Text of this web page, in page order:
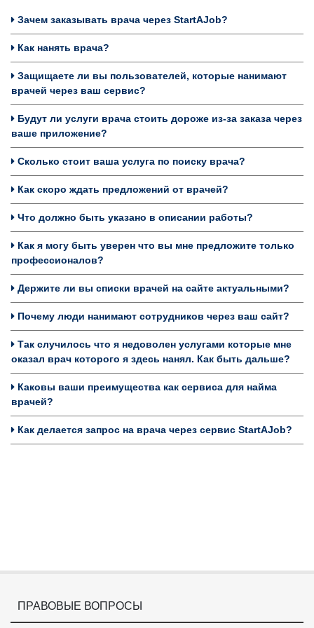
Зачем заказывать врача через StartAJob?
Как нанять врача?
Защищаете ли вы пользователей, которые нанимают
врачей через ваш сервис?
Будут ли услуги врача стоить дороже из-за заказа через
ваше приложение?
Сколько стоит ваша услуга по поиску врача?
Как скоро ждать предложений от врачей?
Что должно быть указано в описании работы?
Как я могу быть уверен что вы мне предложите только
профессионалов?
Держите ли вы списки врачей на сайте актуальными?
Почему люди нанимают сотрудников через ваш сайт?
Так случилось что я недоволен услугами которые мне
оказал врач которого я здесь нанял. Как быть дальше?
Каковы ваши преимущества как сервиса для найма
врачей?
Как делается запрос на врача через сервис StartAJob?
ПРАВОВЫЕ ВОПРОСЫ